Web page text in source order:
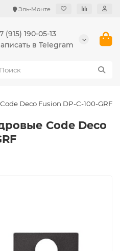
Эль-Монте
(915) 190-05-13
в Telegram
Deco Fusion DP-C-100-GRF
Code Deco